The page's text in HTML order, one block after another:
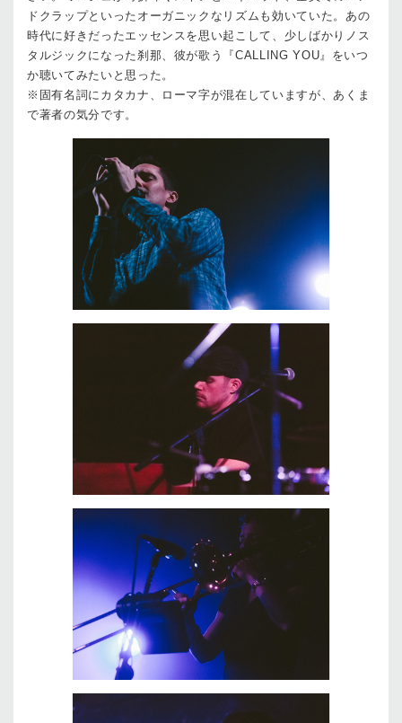
ドクラップといったオーガニックなリズムも効いていた。あの
時代に好きだったエッセンスを思い起こして、少しばかりノス
タルジックになった刹那、彼が歌う『CALLING YOU』をいつ
か聴いてみたいと思った。
※固有名詞にカタカナ、ローマ字が混在していますが、あくま
で著者の気分です。